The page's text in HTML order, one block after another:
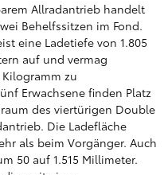
Allradantrieb handelt
Behelfssitzen im Fond.
eine Ladetiefe von 1.805
auf und vermag
zu
Erwachsene finden Platz
des viertürigen Double
Die Ladefläche
als beim Vorgänger. Auch
50 auf 1.515 Millimeter.